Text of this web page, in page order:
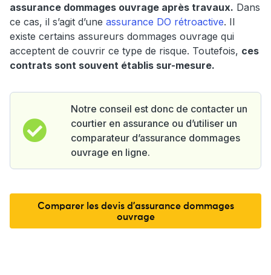
assurance dommages ouvrage après travaux. Dans
ce cas, il s’agit d’une assurance DO rétroactive. Il
existe certains assureurs dommages ouvrage qui
acceptent de couvrir ce type de risque. Toutefois, ces
contrats sont souvent établis sur-mesure.
Notre conseil est donc de contacter un
courtier en assurance ou d’utiliser un
comparateur d’assurance dommages
ouvrage en ligne.
Comparer les devis d'assurance dommages
ouvrage